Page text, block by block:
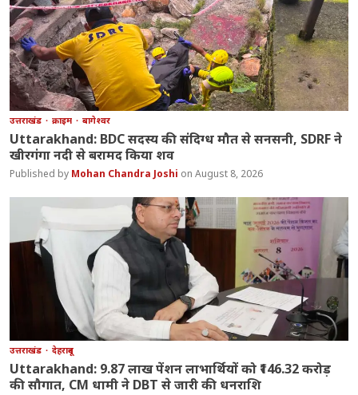
उत्तराखंड क्राइम बागेश्वर
Uttarakhand: BDC सदस्य की संदिग्ध मौत से सनसनी, SDRF ने
खीरगंगा नदी से बरामद किया शव
Mohan Chandra Joshi August 8, 2026
उत्तराखंड देहरादून
Uttarakhand: 9.87 लाख पेंशन लाभार्थियों को ₹146.32 करोड़
की सौगात, CM धामी ने DBT से जारी की धनराशि